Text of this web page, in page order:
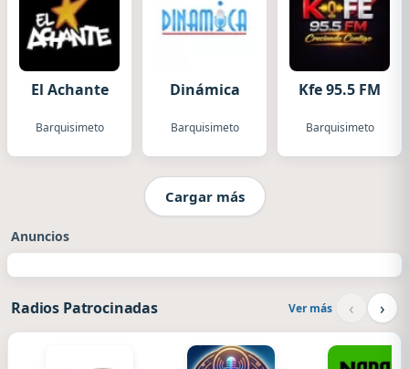
El Achante
Barquisimeto
Dinámica
Barquisimeto
Kfe 95.5 FM
Barquisimeto
Cargar más
Anuncios
Radios Patrocinadas Ver más ‹ ›